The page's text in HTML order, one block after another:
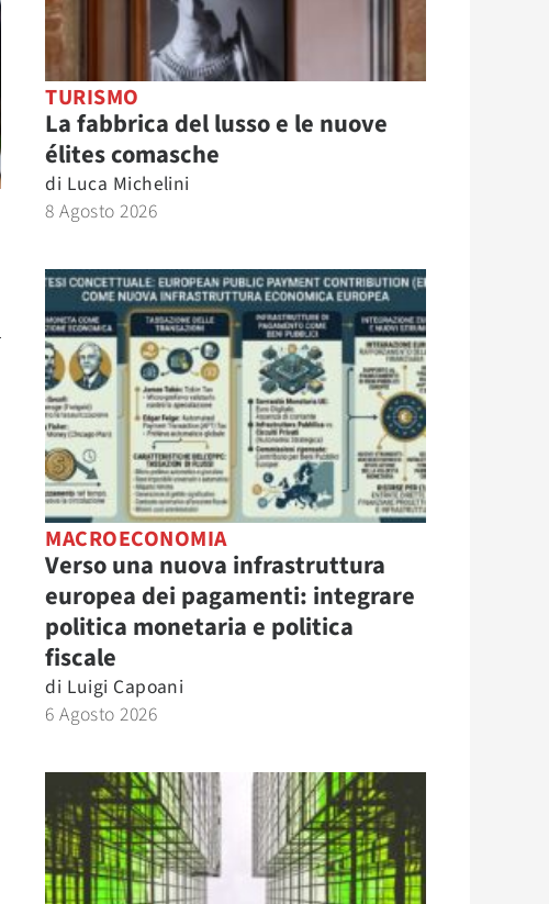
TURISMO
La fabbrica del lusso e le nuove
élites comasche
di Luca Michelini
8 Agosto 2026
MACROECONOMIA
Verso una nuova infrastruttura
europea dei pagamenti: integrare
politica monetaria e politica
fiscale
di Luigi Capoani
6 Agosto 2026